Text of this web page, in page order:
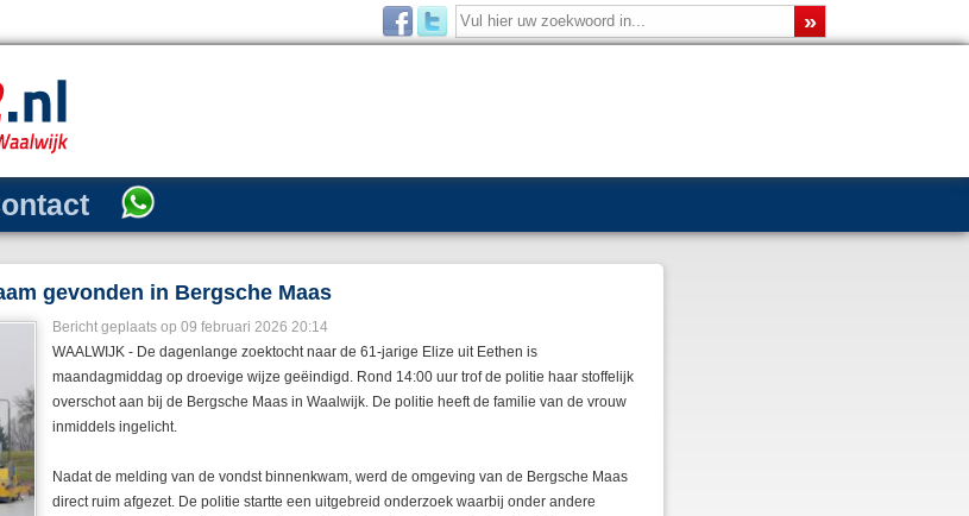
gevonden in Bergsche Maas
Bericht geplaats op 09 februari 2026 20:14
WAALWIJK - De dagenlange zoektocht naar de 61-jarige Elize uit Eethen is
maandagmiddag op droevige wijze geëindigd. Rond 14:00 uur trof de politie haar stoffelijk
overschot aan bij de Bergsche Maas in Waalwijk. De politie heeft de familie van de vrouw
inmiddels ingelicht.
Nadat de melding van de vondst binnenkwam, werd de omgeving van de Bergsche Maas
direct ruim afgezet. De politie startte een uitgebreid onderzoek waarbij onder andere